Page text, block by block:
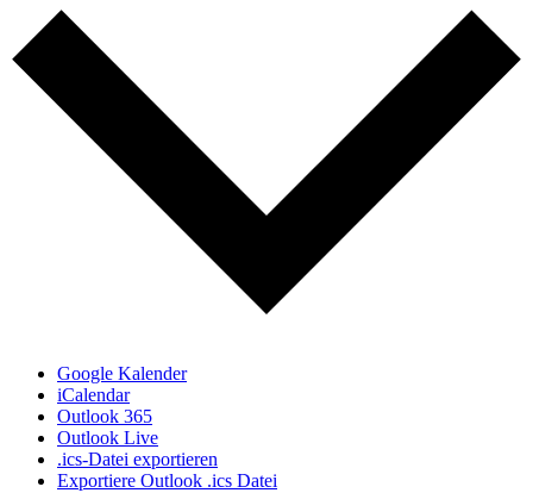
Google Kalender
iCalendar
Outlook 365
Outlook Live
.ics-Datei exportieren
Exportiere Outlook .ics Datei